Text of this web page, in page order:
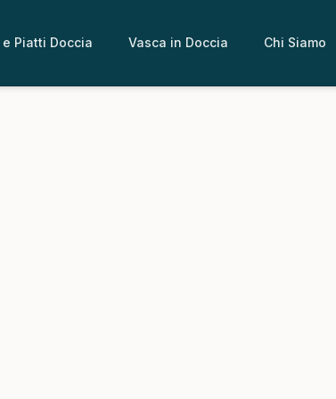
e Piatti Doccia Vasca in Doccia Chi Siamo